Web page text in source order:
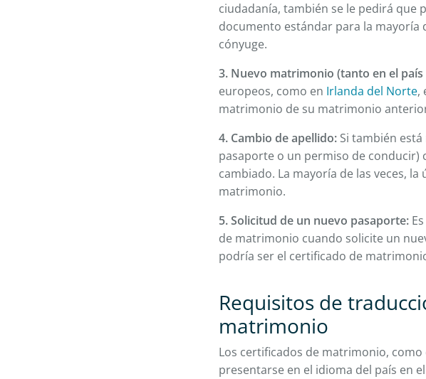
ciudadanía, también se le pedirá que
documento estándar para la mayoría
cónyuge.
3. Nuevo matrimonio (tanto en el
europeos, como en Irlanda del Norte,
matrimonio de su matrimonio
4. Cambio de apellido: Si también
pasaporte o un permiso de
cambiado. La mayoría de las veces,
matrimonio.
5. Solicitud de un nuevo pasaporte:
de matrimonio cuando solicite un
podría ser el certificado de
Requisitos de
matrimonio
Los certificados de matrimonio,
presentarse en el idioma del país en